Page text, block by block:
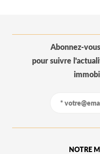
Abonnez-
pour suivre
NOTRE